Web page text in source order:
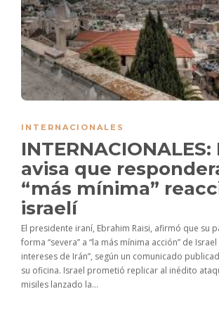
INTERNACIONALES
INTERNACIONALES:
avisa que
“más mínima”
israelí
El presidente iraní, Ebrahim Raisi, afirmó que su
forma “severa” a “la más mínima acción” de
intereses de Irán”, según un comunicado
su oficina. Israel prometió replicar al inédito
misiles lanzado la...